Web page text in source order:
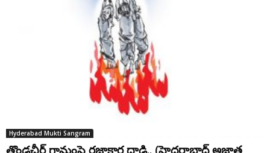
Hyderabad Mukti Sangram
తొండచీర్ గ్రామంపై రజాకార్ల దాడి.. (హైదరాబాద్ అజ్ఞాత